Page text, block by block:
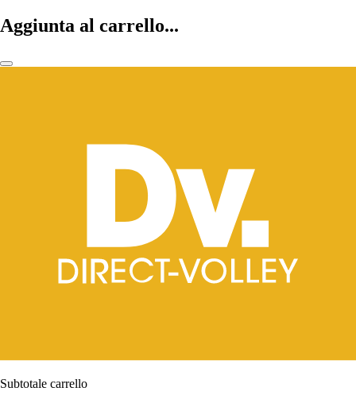
Aggiunta al carrello...
Subtotale carrello